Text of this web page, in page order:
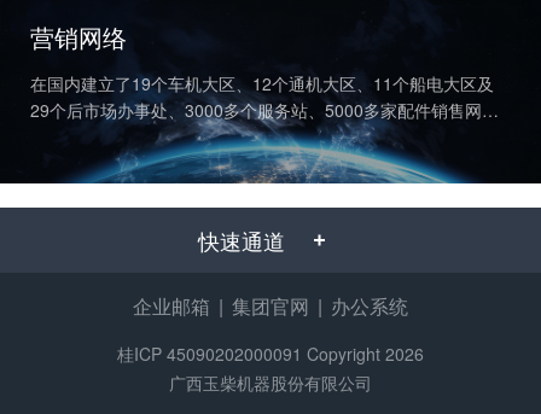
24小时售后服务热线：
+86 95098
营销网络
在国内建立了19个车机大区、12个通机大区、11个船电大区及
29个后市场办事处、3000多个服务站、5000多家配件销售网
点；在海外设立13个办事处、224家服务代理商、460个服务网
点，实现全球联保。
快速通道
企业邮箱 | 集团官网 | 办公系统
桂ICP 45090202000091 Copyright 2026
广西玉柴机器股份有限公司